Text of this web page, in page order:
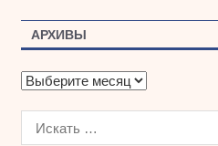
АРХИВЫ
А
х